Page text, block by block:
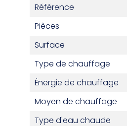
Référence
Pièces
Surface
Type de chauffage
Énergie de chauffage
Moyen de chauffage
Type d'eau chaude